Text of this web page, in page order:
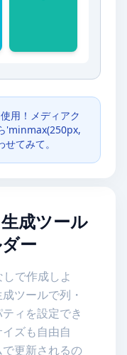
用！メディアク
'minmax(250px,
てみて。
成ツール
ー
で作成しよ
ツールで列・
ィを設定でき
ズも自由自
更新されるの